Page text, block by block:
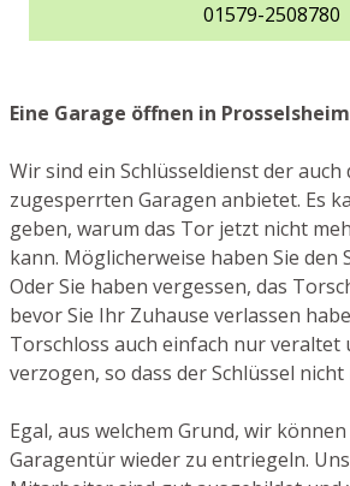
01579-2508780
Eine Garage öffnen in Prosselsheim
Wir sind ein Schlüsseldienst der
zugesperrten Garagen anbietet. Es
geben, warum das Tor jetzt nicht
kann. Möglicherweise haben Sie den
Oder Sie haben vergessen, das
bevor Sie Ihr Zuhause verlassen
Torschloss auch einfach nur veraltet
verzogen, so dass der Schlüssel
Egal, aus welchem Grund, wir
Garagentür wieder zu entriegeln.